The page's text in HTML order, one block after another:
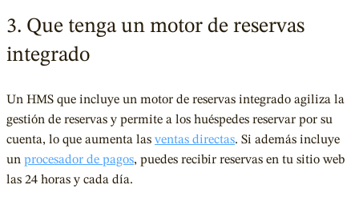
3. Que tenga un motor de reservas
integrado
Un HMS que incluye un motor de reservas integrado agiliza la
gestión de reservas y permite a los huéspedes reservar por su
cuenta, lo que aumenta las ventas directas. Si además incluye
un procesador de pagos, puedes recibir reservas en tu sitio web
las 24 horas y cada día.